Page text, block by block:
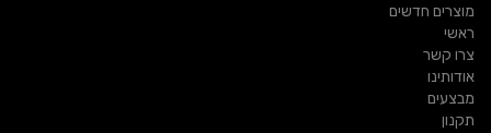
מוצרים חדשים
ראשי
צרו קשר
אודותינו
מבצעים
תקנון